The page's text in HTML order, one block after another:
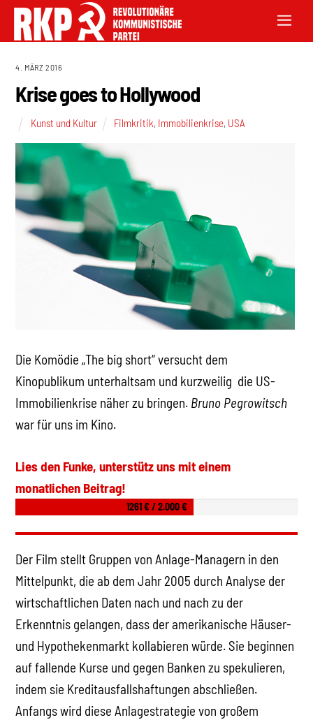
4. MÄRZ 2016
Krise goes to Hollywood
Kunst und Kultur Filmkritik, Immobilienkrise, USA
Die Komödie „The big short“ versucht dem
Kinopublikum unterhaltsam und kurzweilig die US-
Immobilienkrise näher zu bringen. Bruno Pegrowitsch
war für uns im Kino.
Lies den Funke, unterstütz uns mit einem
monatlichen Beitrag!
1261 € / 2.000 €
Der Film stellt Gruppen von Anlage-Managern in den
Mittelpunkt, die ab dem Jahr 2005 durch Analyse der
wirtschaftlichen Daten nach und nach zu der
Erkenntnis gelangen, dass der amerikanische Häuser-
und Hypothekenmarkt kollabieren würde. Sie beginnen
auf fallende Kurse und gegen Banken zu spekulieren,
indem sie Kreditausfallshaftungen abschließen.
Anfangs wird diese Anlagestrategie von großem